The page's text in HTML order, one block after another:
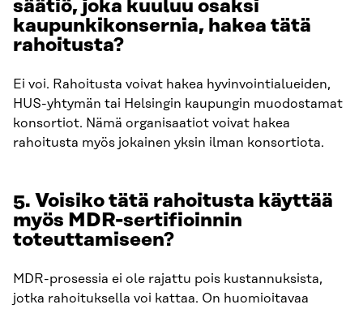
säätiö, joka kuuluu osaksi
kaupunkikonsernia, hakea tätä
rahoitusta?
Ei voi. Rahoitusta voivat hakea hyvinvointialueiden,
HUS-yhtymän tai Helsingin kaupungin muodostamat
konsortiot. Nämä organisaatiot voivat hakea
rahoitusta myös jokainen yksin ilman konsortiota.
5. Voisiko tätä rahoitusta käyttää
myös MDR-sertifioinnin
toteuttamiseen?
MDR-prosessia ei ole rajattu pois kustannuksista,
jotka rahoituksella voi kattaa. On huomioitavaa